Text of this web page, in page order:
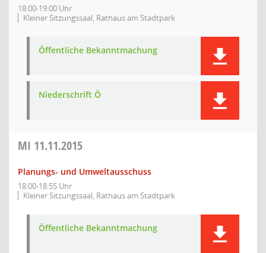
18:00-19:00 Uhr
Kleiner Sitzungssaal, Rathaus am Stadtpark
Öffentliche Bekanntmachung
Niederschrift Ö
MI 11.11.2015
Planungs- und Umweltausschuss
18:00-18:55 Uhr
Kleiner Sitzungssaal, Rathaus am Stadtpark
Öffentliche Bekanntmachung